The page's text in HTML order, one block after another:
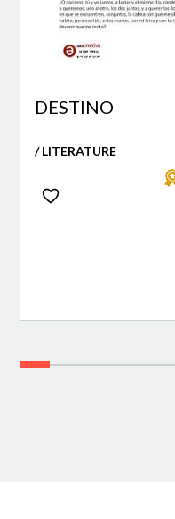
DESTINO
/ LITERATURE